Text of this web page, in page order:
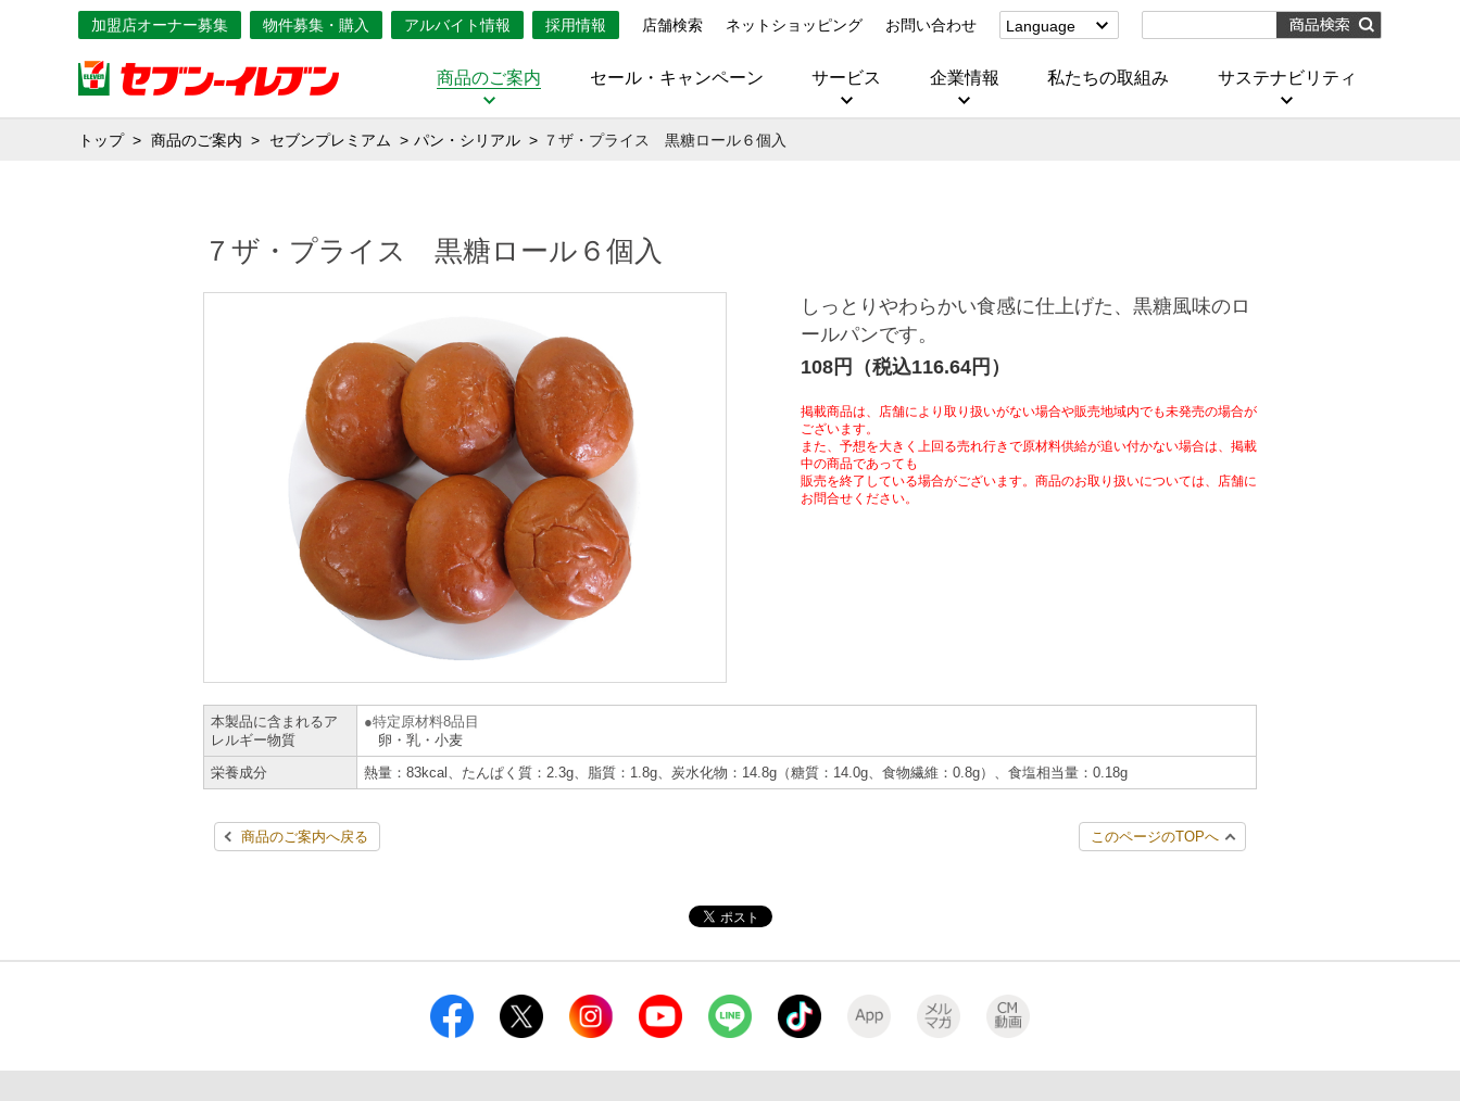
加盟店オーナー募集 物件募集・購入 アルバイト情報 採用情報 店舗検索 ネットショッピング お問い合わせ
Language
(Corporate)
商品のご案内 セール・キャンペーン サービス 企業情報 私たちの取組み サステナビリティ
トップ 商品のご案内 セブンプレミアム パン・シリアル ７ザ・プライス 黒糖ロール６個入
７ザ・プライス 黒糖ロール６個入
しっとりやわらかい食感に仕上げた、黒糖風味のロ
ールパンです。
108円（税込116.64円）
掲載商品は、店舗により取り扱いがない場合や販売地域内でも未発売の場合が
ございます。
また、予想を大きく上回る売れ行きで原材料供給が追い付かない場合は、掲載
中の商品であっても
販売を終了している場合がございます。商品のお取り扱いについては、店舗に
お問合せください。
本製品に含まれるア
レルギー物質
特定原材料8品目
卵・乳・小麦
栄養成分
熱量：83kcal、たんぱく質：2.3g、脂質：1.8g、炭水化物：14.8g（糖質：14.0g、食物繊維：0.8g）、食塩相当量：0.18g
商品のご案内へ戻る このページのTOPへ